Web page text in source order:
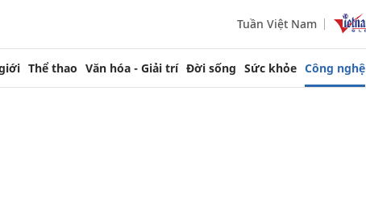
Tuần Việt Nam
Thể thao Văn hóa - Giải trí Đời sống Sức khỏe Công nghệ